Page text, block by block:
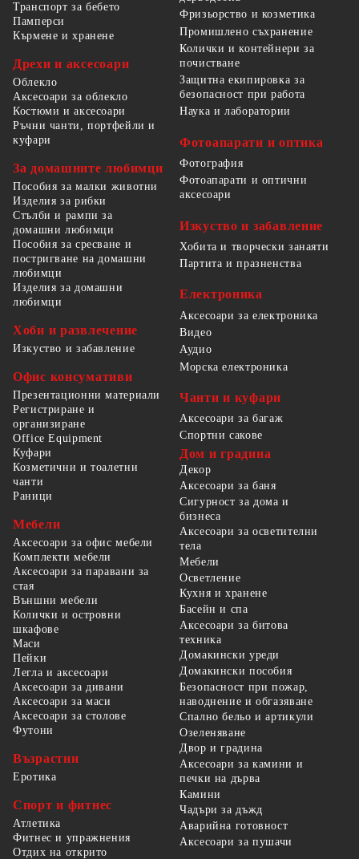
Транспорт за бебето
Памперси
Кърмене и хранене
Дрехи и аксесоари
Облекло
Аксесоари за облекло
Костюми и аксесоари
Ръчни чанти, портфейли и
куфари
За домашните любимци
Пособия за малки животни
Изделия за рибки
Стълби и рампи за
домашни любимци
Пособия за сресване и
постригване на домашни
любимци
Изделия за домашни
любимци
Хоби и развлечение
Изкуство и забавление
Офис консумативи
Презентационни материали
Регистриране и
организиране
Office Equipment
Фризьорство и козметика
Промишлено съхранение
Колички и контейнери за
почистване
Защитна екипировка за
безопасност при работа
Наука и лаборатории
Фотоапарати и оптика
Фотография
Фотоапарати и оптични
аксесоари
Изкуство и забавление
Хобита и творчески занаяти
Партита и празненства
Електроника
Аксесоари за електроника
Видео
Аудио
Морска електроника
Чанти и куфари
Аксесоари за багаж
Спортни сакове
Куфари
Козметични и тоалетни
чанти
Раници
Мебели
Аксесоари за офис мебели
Комплекти мебели
Аксесоари за паравани за
стая
Външни мебели
Колички и островни
шкафове
Маси
Пейки
Легла и аксесоари
Аксесоари за дивани
Аксесоари за маси
Аксесоари за столове
Футони
Възрастни
Еротика
Спорт и фитнес
Атлетика
Фитнес и упражнения
Отдих на открито
Дом и градина
Декор
Аксесоари за баня
Сигурност за дома и
бизнеса
Аксесоари за осветителни
тела
Мебели
Осветление
Кухня и хранене
Басейн и спа
Аксесоари за битова
техника
Домакински уреди
Домакински пособия
Безопасност при пожар,
наводнение и обгазяване
Спално бельо и артикули
Озеленяване
Двор и градина
Аксесоари за камини и
печки на дърва
Камини
Чадъри за дъжд
Аварийна готовност
Аксесоари за пушачи